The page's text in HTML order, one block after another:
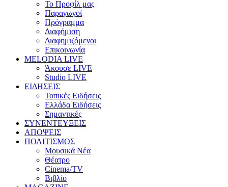
Το Προφίλ μας
Παραγωγοί
Πρόγραμμα
Διαφήμιση
Διαφημιζόμενοι
Επικοινωνία
MELODIA LIVE
Άκουσε LIVE
Studio LIVE
ΕΙΔΗΣΕΙΣ
Τοπικές Ειδήσεις
Ελλάδα Ειδήσεις
Σημαντικές
ΣΥΝΕΝΤΕΥΞΕΙΣ
ΑΠΟΨΕΙΣ
ΠΟΛΙΤΙΣΜΟΣ
Μουσικά Νέα
Θέατρο
Cinema/TV
Βιβλίο